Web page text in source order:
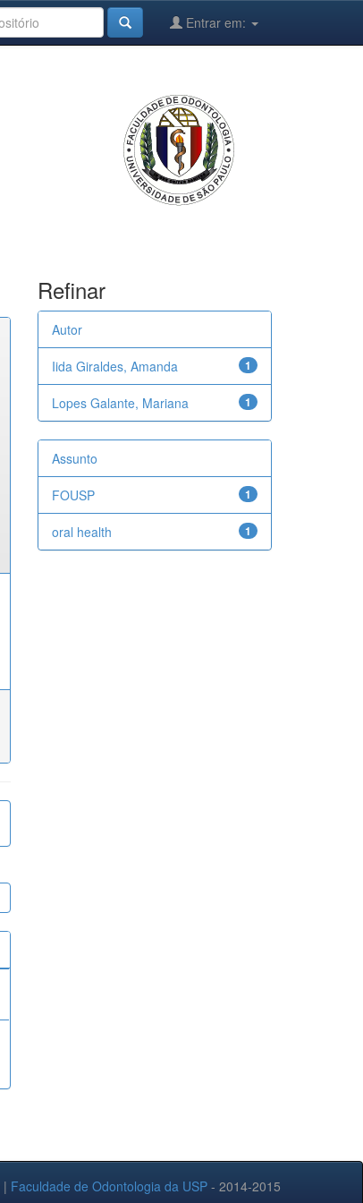
Entrar em:
Refinar
Autor
1
Iida Giraldes, Amanda
1
Lopes Galante, Mariana
Assunto
1
FOUSP
1
oral health
| Faculdade de Odontologia da USP - 2014-2015